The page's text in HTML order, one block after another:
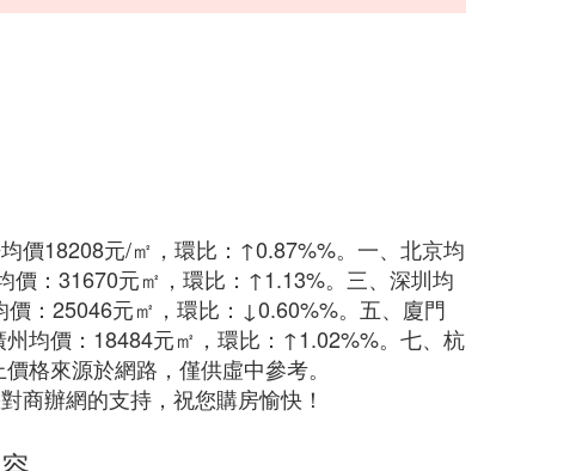
價18208元/㎡，環比：↑0.87%%。一、北京均
：31670元㎡，環比：↑1.13%。三、深圳均
：25046元㎡，環比：↓0.60%%。五、廈門
均價：18484元㎡，環比：↑1.02%%。七、杭
格來源於網路，僅供虛中參考。
商辦網的支持，祝您購房愉快！